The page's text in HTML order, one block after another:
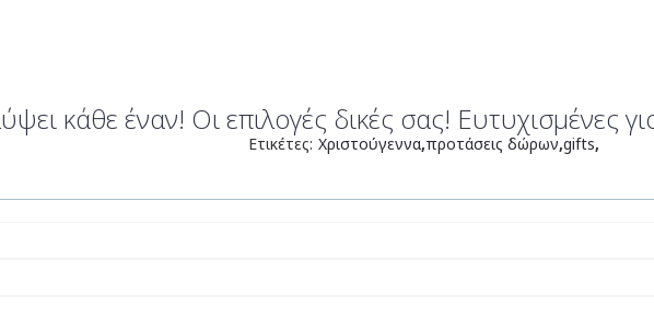
κάθε έναν! Οι επιλογές δικές σας! Ευτυχισμένες
Ετικέτες: Χριστούγεννα,προτάσεις δώρων,gifts,